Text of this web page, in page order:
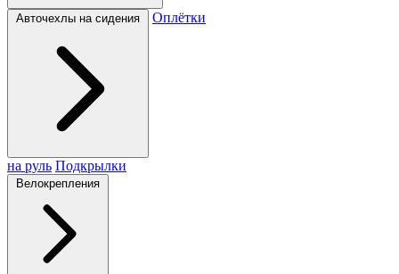
Авточехлы на сидения Оплётки
на руль Подкрылки
Велокрепления